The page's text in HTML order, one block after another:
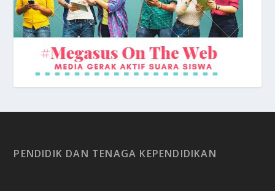
PENDIDIK DAN TENAGA KEPENDIDIKAN